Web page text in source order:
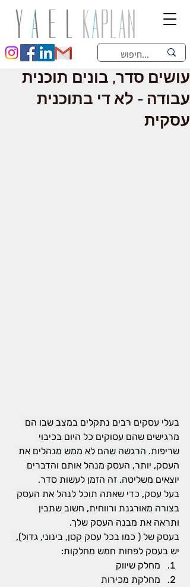
עושים סדר, בונים תוכנית
עבודה - לא די בתוכנית
עסקית
בעלי עסקים רבים נתקלים במצב שבו הם
מרגישים שהם עסוקים כל היום בכיבוי
שריפות. הרגשה שהם לא ממש מנהלים את
העסק, יותר, העסק מנהל אותם והדברים
יוצאים משליטה. זה הזמן לעשות סדר.
בעל עסק, כדי שאתה תוכל לנהל את העסק
בצורה מאורגנת ורווחית, חשוב שתבין
ותראה את מבנה העסק שלך.
בעסק של ( כמו בכל עסק קטן, בינוני, גדול),
יש בעסק לפחות חמש מחלקות:
מחלק שיווק
מחלקת מכירות